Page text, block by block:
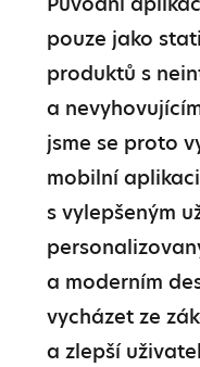
pouze jako
produktů s
a
jsme se proto
mobilní
s vylepšeným
a moderním
vycházet ze
a zlepší